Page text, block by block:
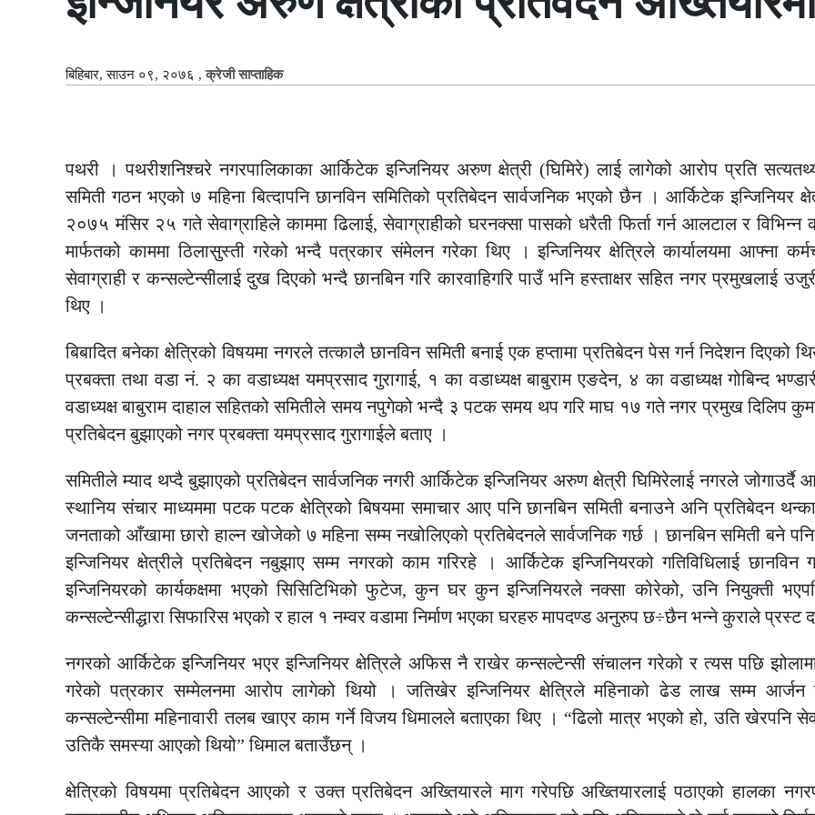
बिहिबार, साउन ०९, २०७६ ,क्रेजी साप्ताहिक
पथरी । पथरीशनिश्चरे नगरपालिकाका आर्किटेक इन्जिनियर अरुण क्षेत्री (घिमिरे) लाई लागेको आरोप प्रति
समिती गठन भएको ७ महिना बित्दापनि छानविन समितिको प्रतिबेदन सार्वजनिक भएको छैन । आर्किटेक इन्जिनियर
२०७५ मंसिर २५ गते सेवाग्राहिले काममा ढिलाई, सेवाग्राहीको घरनक्सा पासको धरैती फिर्ता गर्न आलटाल र विभिन्न
मार्फतको काममा ठिलासुस्ती गरेको भन्दै पत्रकार संमेलन गरेका थिए । इन्जिनियर क्षेत्रिले कार्यालयमा आफ्ना
सेवाग्राही र कन्सल्टेन्सीलाई दुख दिएको भन्दै छानबिन गरि कारवाहिगरि पाउँ भनि हस्ताक्षर सहित नगर प्रमुखलाई
थिए ।
बिबादित बनेका क्षेत्रिको विषयमा नगरले तत्कालै छानविन समिती बनाई एक हप्तामा प्रतिबेदन पेस गर्न निदेशन दिएको
प्रबक्ता तथा वडा नं. २ का वडाध्यक्ष यमप्रसाद गुरागाई, १ का वडाध्यक्ष बाबुराम एङदेन, ४ का वडाध्यक्ष गोबिन्द
वडाध्यक्ष बाबुराम दाहाल सहितको समितीले समय नपुगेको भन्दै ३ पटक समय थप गरि माघ १७ गते नगर प्रमुख दिलिप
प्रतिबेदन बुझाएको नगर प्रबक्ता यमप्रसाद गुरागाईले बताए ।
समितीले म्याद थप्दै बुझाएको प्रतिबेदन सार्वजनिक नगरी आर्किटेक इन्जिनियर अरुण क्षेत्री घिमिरेलाई नगरले
स्थानिय संचार माध्यममा पटक पटक क्षेत्रिको बिषयमा समाचार आए पनि छानबिन समिती बनाउने अनि प्रतिबेदन
जनताको आँखामा छारो हाल्न खोजेको ७ महिना सम्म नखोलिएको प्रतिबेदनले सार्वजनिक गर्छ । छानबिन समिती बने
इन्जिनियर क्षेत्रीले प्रतिबेदन नबुझाए सम्म नगरको काम गरिरहे । आर्किटेक इन्जिनियरको गतिविधिलाई छानविन
इन्जिनियरको कार्यकक्षमा भएको सिसिटिभिको फुटेज, कुन घर कुन इन्जिनियरले नक्सा कोरेको, उनि नियुक्ती
कन्सल्टेन्सीद्धारा सिफारिस भएको र हाल १ नम्वर वडामा निर्माण भएका घरहरु मापदण्ड अनुरुप छ÷छैन भन्ने कुराले प्रस्ट
नगरको आर्किटेक इन्जिनियर भएर इन्जिनियर क्षेत्रिले अफिस नै राखेर कन्सल्टेन्सी संचालन गरेको र त्यस पछि
गरेको पत्रकार सम्मेलनमा आरोप लागेको थियो । जतिखेर इन्जिनियर क्षेत्रिले महिनाको ढेड लाख सम्म आर्जन
कन्सल्टेन्सीमा महिनावारी तलब खाएर काम गर्ने विजय धिमालले बताएका थिए । “ढिलो मात्र भएको हो, उति खेरपनि
उतिकै समस्या आएको थियो” धिमाल बताउँछन् ।
क्षेत्रिको विषयमा प्रतिबेदन आएको र उक्त प्रतिबेदन अख्तियारले माग गरेपछि अख्तियारलाई पठाएको हालका